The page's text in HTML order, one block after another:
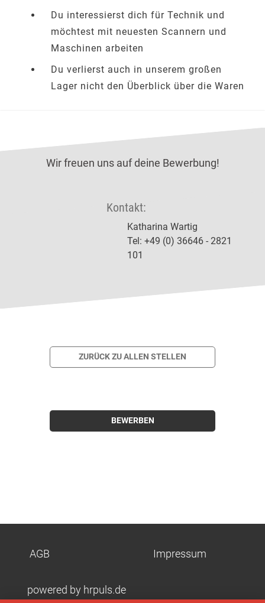
Du interessierst dich für Technik und
möchtest mit neuesten Scannern und
Maschinen arbeiten
Du verlierst auch in unserem großen
Lager nicht den Überblick über die Waren
Wir freuen uns auf deine Bewerbung!
Kontakt:
Katharina Wartig
Tel: +49 (0) 36646 - 2821
101
ZURÜCK ZU ALLEN STELLEN
BEWERBEN
AGB Impressum
powered by hrpuls.de